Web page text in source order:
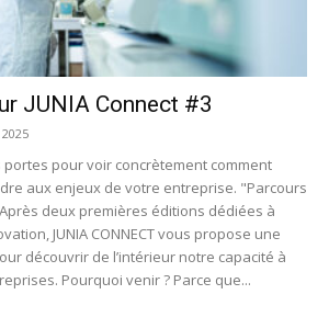
JUNIA Connect #3
portes pour voir concrètement comment
aux enjeux de votre entreprise. "Parcours
deux premières éditions dédiées à
JUNIA CONNECT vous propose une
découvrir de l’intérieur notre capacité à
Pourquoi venir ? Parce que...